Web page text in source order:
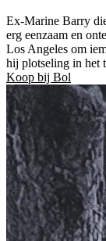
Ex-Marine Barry
erg eenzaam en
Los Angeles om
hij plotseling in het
Koop bij Bol